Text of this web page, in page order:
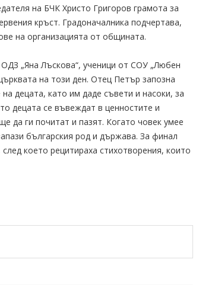
на БЧК Христо Григоров грамота за
кръст. Градоначалника подчертава,
на организацията от общината.
„Яна Лъскова“, ученици от СОУ „Любен
на този ден. Отец Петър запозна
децата, като им даде съвети и насоки, за
децата се въвеждат в ценностите и
да ги почитат и пазят. Когато човек умее
българския род и държава. За финал
което рецитираха стихотворения, които